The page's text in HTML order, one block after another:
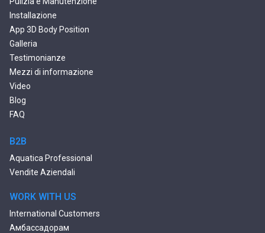
Installazione
App 3D Body Position
Galleria
Testimonianze
Mezzi di informazione
Video
Blog
FAQ
B2B
Aquatica Professional
Vendite Aziendali
WORK WITH US
International Customers
Амбассадорам